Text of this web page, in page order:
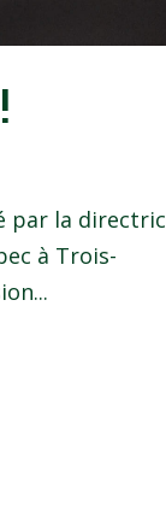
par la
à Trois-